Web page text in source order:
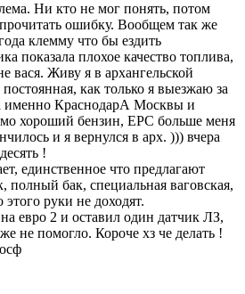
Ни кто не мог понять, потом
ошибку. Вообщем так же
клемму что бы ездить
показала плохое качество топлива,
вася. Живу я в архангельской
как только я выезжаю за
именно КраснодарА Москвы и
хороший бензин, EPC больше меня
и я вернулся в арх. ))) вчера
!
единственное что предлагают
полный бак, специальная ваговская,
руки не доходят.
евро 2 и оставил один датчик ЛЗ,
не помогло. Короче хз че делать !